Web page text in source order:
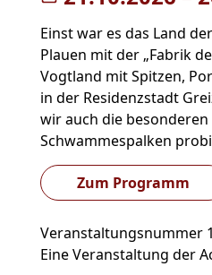
Einst war es das Land
Plauen mit der „Fabrik
Vogtland mit Spitzen,
in der Residenzstadt
wir auch die
Schwammespalken
Zum Programm
Veranstaltungsnummer
Eine Veranstaltung der